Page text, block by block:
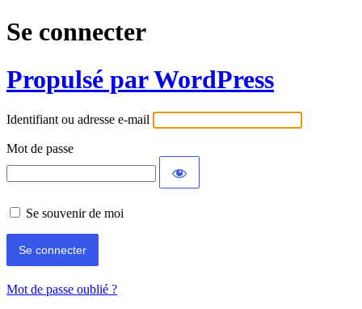
Se connecter
Propulsé par WordPress
Identifiant ou adresse e-mail
Mot de passe
Se souvenir de moi
Mot de passe oublié ?